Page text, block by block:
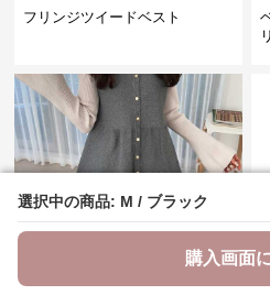
選択中の商品: M / ブラック
購入画面
選択中の商品: M / ブラック
購入画面
フリンジツイードベスト
¥7,200 (税込) ¥